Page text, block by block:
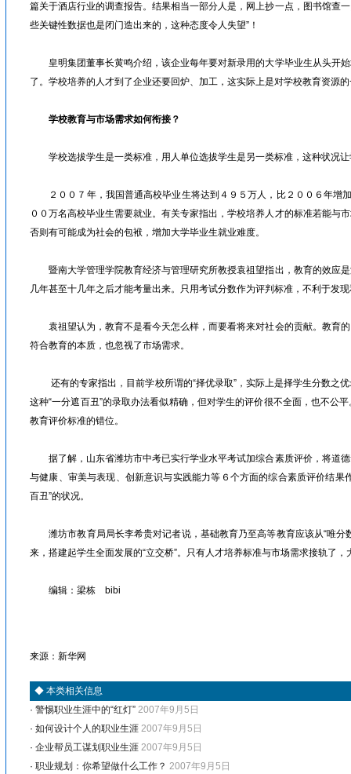
篇关于酒店行业的调查报告。结果相当一部分人是，网上抄一点，图书馆查
些关键性数据也是闭门造出来的，这种态度令人失望”！
皇明集团董事长黄鸣介绍，该企业每年要对新录用的大学毕业生从头开始
了。学校培养的人才到了企业还要回炉、加工，这实际上是对学校教育资源
学校教育与市场需求如何衔接？
学校选拔学生是一类标准，用人单位选拔学生是另一类标准，这种状况
２００７年，我国普通高校毕业生将达到４９５万人，比２００６年增加
００万名高校毕业生需要就业。有关专家指出，学校培养人才的标准若能与
否则有可能成为社会的包袱，增加大学毕业生就业难度。
暨南大学管理学院教育经济与管理研究所教授袁祖望指出，教育的效应是
几年甚至十几年之后才能考量出来。只用考试分数作为评判标准，不利于发
袁祖望认为，教育不是看今天怎么样，而要看将来对社会的贡献。教育的
符合教育的本质，也忽视了市场需求。
还有的专家指出，目前学校所谓的“择优录取”，实际上是择学生分数之
这种“一分遮百丑”的录取办法看似精确，但对学生的评价很不全面，也不公
教育评价标准的错位。
据了解，山东省潍坊市中考已实行学业水平考试加综合素质评价，将道德
与健康、审美与表现、创新意识与实践能力等６个方面的综合素质评价结果
百丑”的状况。
潍坊市教育局局长李希贵对记者说，基础教育乃至高等教育应该从“唯分
来，搭建起学生全面发展的“立交桥”。只有人才培养标准与市场需求接轨了
编辑：梁栋 bibi
来源：新华网
◆ 本类相关信息
· 警惕职业生涯中的“红灯” 2007年9月5日
· 如何设计个人的职业生涯 2007年9月5日
· 企业帮员工谋划职业生涯 2007年9月5日
· 职业规划：你希望做什么工作？ 2007年9月5日